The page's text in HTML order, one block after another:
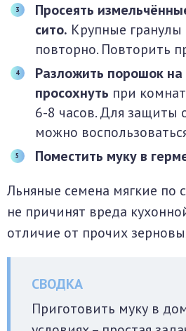
Просеять
сито. Крупные гранулы
повторно. Повторить
Разложить порошок на
просохнуть при
6-8 часов. Для защиты
можно
Поместить муку в
Льняные семена мягкие по
не причинят вреда
отличие от прочих
Приготовить муку в